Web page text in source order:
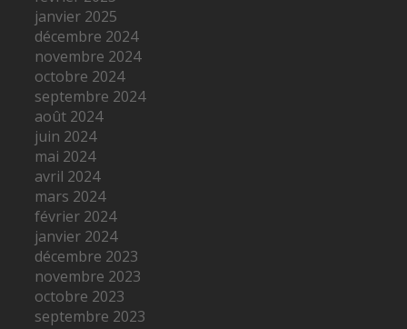
janvier 2025
décembre 2024
novembre 2024
octobre 2024
septembre 2024
août 2024
juin 2024
mai 2024
avril 2024
mars 2024
février 2024
janvier 2024
décembre 2023
novembre 2023
octobre 2023
septembre 2023